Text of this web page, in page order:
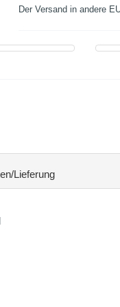
Der Versand in andere
Lieferung